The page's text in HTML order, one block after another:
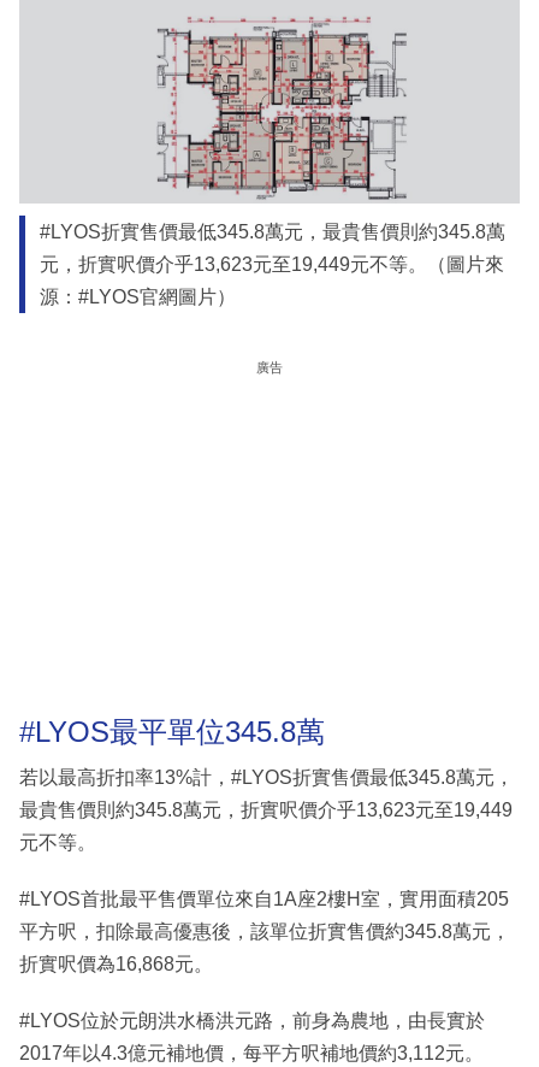
#LYOS折實售價最低345.8萬元，最貴售價則約345.8萬
元，折實呎價介乎13,623元至19,449元不等。（圖片來
源：#LYOS官網圖片）
廣告
#LYOS最平單位345.8萬
若以最高折扣率13%計，#LYOS折實售價最低345.8萬元，
最貴售價則約345.8萬元，折實呎價介乎13,623元至19,449
元不等。
#LYOS首批最平售價單位來自1A座2樓H室，實用面積205
平方呎，扣除最高優惠後，該單位折實售價約345.8萬元，
折實呎價為16,868元。
#LYOS位於元朗洪水橋洪元路，前身為農地，由長實於
2017年以4.3億元補地價，每平方呎補地價約3,112元。